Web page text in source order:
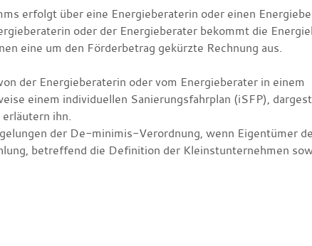
erfolgt über eine Energieberaterin oder einen
oder der Energieberater bekommt die
eine um den Förderbetrag gekürzte Rechnung aus.
der Energieberaterin oder vom Energieberater in einem
einem individuellen Sanierungsfahrplan (iSFP),
ihn.
der De-minimis-Verordnung, wenn Eigentümer
betreffend die Definition der Kleinstunternehmen